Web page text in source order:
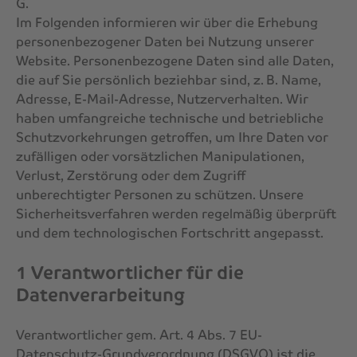
G.
Im Folgenden informieren wir über die Erhebung
personenbezogener Daten bei Nutzung unserer
Website. Personenbezogene Daten sind alle Daten,
die auf Sie persönlich beziehbar sind, z. B. Name,
Adresse, E-Mail-Adresse, Nutzerverhalten. Wir
haben umfangreiche technische und betriebliche
Schutzvorkehrungen getroffen, um Ihre Daten vor
zufälligen oder vorsätzlichen Manipulationen,
Verlust, Zerstörung oder dem Zugriff
unberechtigter Personen zu schützen. Unsere
Sicherheitsverfahren werden regelmäßig überprüft
und dem technologischen Fortschritt angepasst.
1 Verantwortlicher für die
Datenverarbeitung
Verantwortlicher gem. Art. 4 Abs. 7 EU-